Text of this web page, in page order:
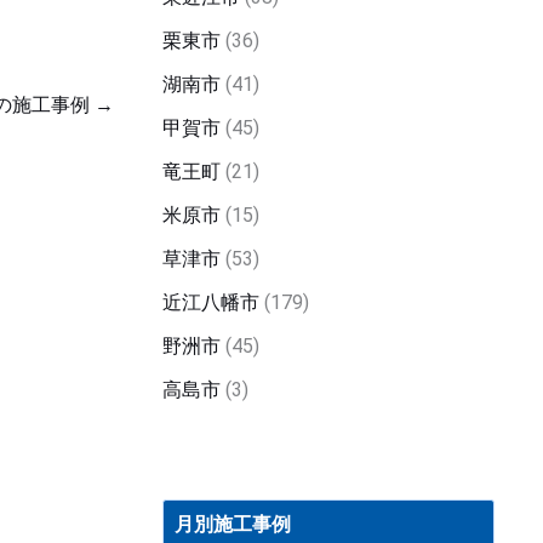
施工事例 →
栗東市 (36)
湖南市 (41)
甲賀市 (45)
竜王町 (21)
米原市 (15)
草津市 (53)
近江八幡市 (179)
野洲市 (45)
高島市 (3)
月別施工事例
別